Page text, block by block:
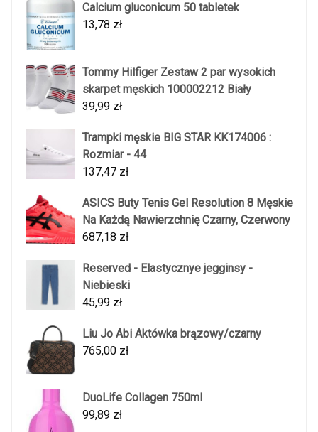
Calcium gluconicum 50 tabletek
13,78 zł
Tommy Hilfiger Zestaw 2 par wysokich
skarpet męskich 100002212 Biały
39,99 zł
Trampki męskie BIG STAR KK174006 :
Rozmiar - 44
137,47 zł
ASICS Buty Tenis Gel Resolution 8 Męskie
Na Każdą Nawierzchnię Czarny, Czerwony
687,18 zł
Reserved - Elastycznye jegginsy -
Niebieski
45,99 zł
Liu Jo Abi Aktówka brązowy/czarny
765,00 zł
DuoLife Collagen 750ml
99,89 zł